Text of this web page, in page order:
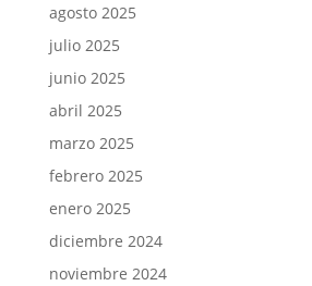
agosto 2025
julio 2025
junio 2025
abril 2025
marzo 2025
febrero 2025
enero 2025
diciembre 2024
noviembre 2024